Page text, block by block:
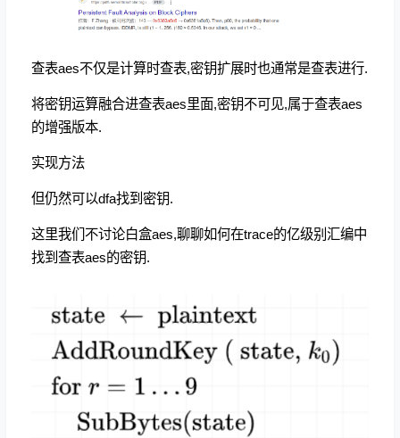
查表aes不仅是计算时查表,密钥扩展时也通常是查表进行.
将密钥运算融合进查表aes里面,密钥不可见,属于查表aes
的增强版本.
实现方法
但仍然可以dfa找到密钥.
这里我们不讨论白盒aes,聊聊如何在trace的亿级别汇编中
找到查表aes的密钥.